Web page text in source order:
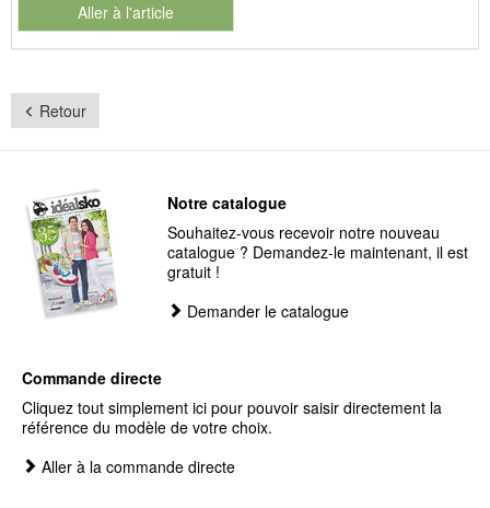
Aller à l'article
Retour
Notre catalogue
Souhaitez-vous recevoir notre nouveau
catalogue ? Demandez-le maintenant, il est
gratuit !
Demander le catalogue
Commande directe
Cliquez tout simplement ici pour pouvoir saisir directement la
référence du modèle de votre choix.
Aller à la commande directe